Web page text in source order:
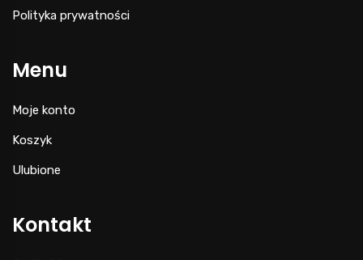
Polityka prywatności
Menu
Moje konto
Koszyk
Ulubione
Kontakt